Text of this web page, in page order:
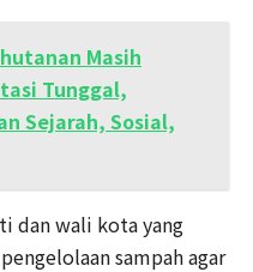
Masih
Tunggal,
Sejarah, Sosial,
dan wali kota yang
sampah agar